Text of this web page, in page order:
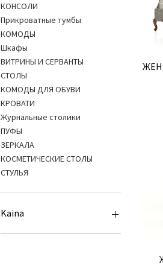
КОНСОЛИ
Прикроватные тумбы
КОМОДЫ
Шкафы
ВИТРИНЫ И СЕРВАНТЫ
СТОЛЫ
КОМОДЫ ДЛЯ ОБУВИ
КРОВАТИ
Журнальные столики
ПУФЫ
ЗЕРКАЛА
КОСМЕТИЧЕСКИЕ СТОЛЫ
СТУЛЬЯ
Kaina